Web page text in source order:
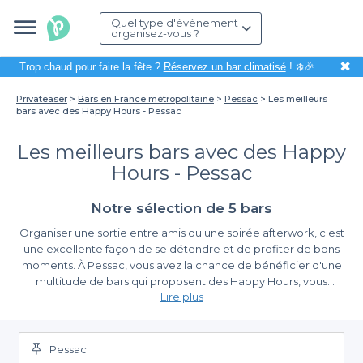
Quel type d'évènement
organisez-vous ?
Trop chaud pour faire la fête ? Réservez un bar climatisé! ❄️🎉 ✖
Privateaser Bars en France métropolitaine Pessac
Les meilleurs
bars avec des Happy Hours - Pessac
Les meilleurs bars avec des Happy
Hours - Pessac
Notre sélection de 5 bars
Organiser une sortie entre amis ou une soirée afterwork, c'est
une excellente façon de se détendre et de profiter de bons
moments. À Pessac, vous avez la chance de bénéficier d'une
multitude de bars qui proposent des Happy Hours, vous
permettant de savourer vos boissons préférées à des prix
bières locales, ces établissements sauraient répondre à toutes
vos envies tout en vous offrant une ambiance conviviale et
Une expérience de réservation simplifiée
Avec Privateaser, la recherche et la réservation de votre bar
Lire plus
Pessac